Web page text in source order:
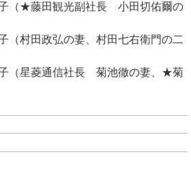
藤田観光副社長 小田切佑爾の
田政弘の妻、村田七右衛門の二
菱通信社長 菊池徹の妻、★菊